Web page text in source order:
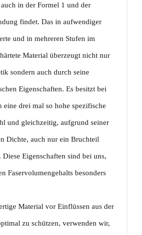
in der Formel 1 und der
findet. Das in aufwendiger
und in mehreren Stufen im
Material überzeugt nicht nur
sondern auch durch seine
Eigenschaften. Es besitzt bei
eine drei mal so hohe spezifische
und gleichzeitig, aufgrund seiner
Dichte, auch nur ein Bruchteil
Diese Eigenschaften sind bei uns,
Faservolumengehalts besonders
Material vor Einflüssen aus der
zu schützen, verwenden wir,